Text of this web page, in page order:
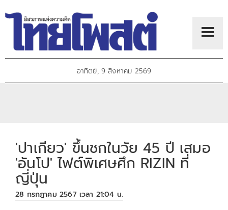
อาทิตย์, 9 สิงหาคม 2569
'ปาเกียว' ขึ้นชกในวัย 45 ปี เสมอ
'อันโป' ไฟต์พิเศษศึก RIZIN ที่
ญี่ปุ่น
28 กรกฎาคม 2567 เวลา 21:04 น.